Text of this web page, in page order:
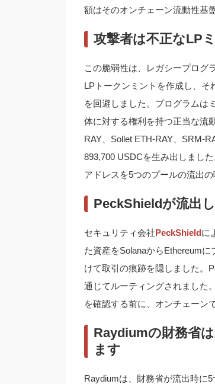
額はそのオンチェーン流動性基
攻撃者は不正なLP
この脆弱性は、レガシープログ
LPトークンミントを作成し、
を回避しました。プログラムは
体に対する権利を持つ正当な流
RAY、Sollet ETH-RAY、SRM-
893,700 USDCを生み出しまし
アドレスを5つのプールの流出
PeckShieldが流出
セキュリティ会社PeckShieldに
た資産をSolanaからEthereum
けて取引の痕跡を隠しました。
通じてルーティングされました
を確認する前に、オンチェーン
Raydiumの財務省
ます
Raydiumは、財務省が流出時に